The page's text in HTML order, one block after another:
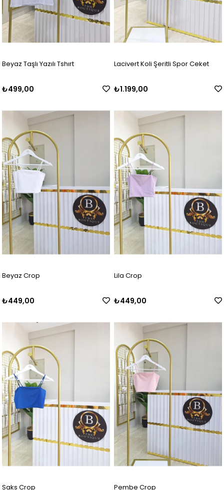
Beyaz Taşlı Yazılı Tshırt
₺499,00
Lacivert Koli Şeritli Spor Ceket
₺1.199,00
Beyaz Crop
₺449,00
Lila Crop
₺449,00
Saks Crop Pembe Crop